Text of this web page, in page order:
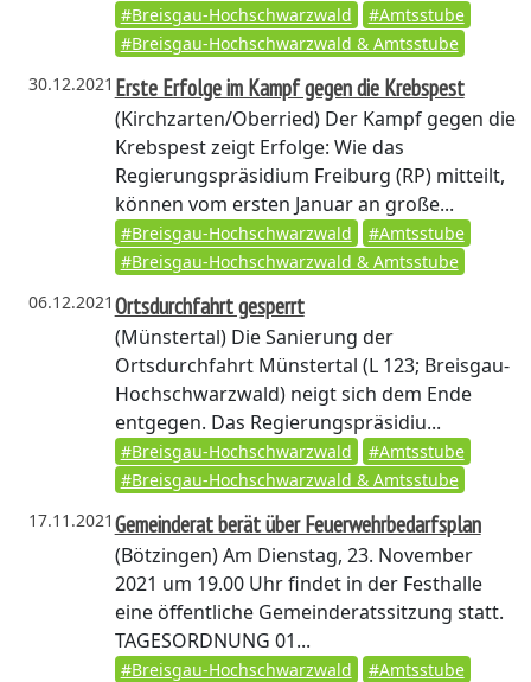
#Breisgau-Hochschwarzwald
#Amtsstube
#Breisgau-Hochschwarzwald & Amtsstube
30.12.2021 Erste Erfolge im Kampf gegen die Krebspest
(Kirchzarten/Oberried)Der Kampf gegen die
Krebspest zeigt Erfolge: Wie das
Regierungspräsidium Freiburg (RP) mitteilt,
können vom ersten Januar an große...
#Breisgau-Hochschwarzwald
#Amtsstube
#Breisgau-Hochschwarzwald & Amtsstube
06.12.2021 Ortsdurchfahrt gesperrt
(Münstertal)Die Sanierung der
Ortsdurchfahrt Münstertal (L 123; Breisgau-
Hochschwarzwald) neigt sich dem Ende
entgegen. Das Regierungspräsidiu...
#Breisgau-Hochschwarzwald
#Amtsstube
#Breisgau-Hochschwarzwald & Amtsstube
17.11.2021 Gemeinderat berät über Feuerwehrbedarfsplan
(Bötzingen)Am Dienstag, 23. November
2021 um 19.00 Uhr findet in der Festhalle
eine öffentliche Gemeinderatssitzung statt.
TAGESORDNUNG 01...
#Breisgau-Hochschwarzwald
#Amtsstube